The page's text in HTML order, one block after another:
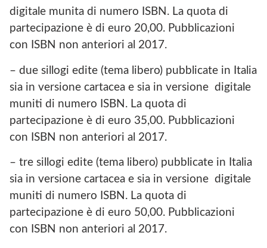
digitale munita di numero ISBN. La quota di
partecipazione è di euro 20,00. Pubblicazioni
con ISBN non anteriori al 2017.
– due sillogi edite (tema libero) pubblicate in Italia
sia in versione cartacea e sia in versione digitale
muniti di numero ISBN. La quota di
partecipazione è di euro 35,00. Pubblicazioni
con ISBN non anteriori al 2017.
– tre sillogi edite (tema libero) pubblicate in Italia
sia in versione cartacea e sia in versione digitale
muniti di numero ISBN. La quota di
partecipazione è di euro 50,00. Pubblicazioni
con ISBN non anteriori al 2017.